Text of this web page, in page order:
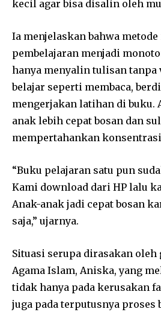
kecil agar bisa disalin oleh
Ia menjelaskan bahwa
pembelajaran menjadi
hanya menyalin tulisan tanpa
belajar seperti membaca,
mengerjakan latihan di buku.
anak lebih cepat bosan dan
mempertahankan
“Buku pelajaran satu pun
Kami download dari HP lalu
Anak-anak jadi cepat bosan
saja,” ujarnya.
Situasi serupa dirasakan
Agama Islam, Aniska, yang
tidak hanya pada kerusakan
juga pada terputusnya proses